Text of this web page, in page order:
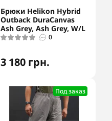
Брюки Helikon Hybrid
Outback DuraCanvas
Ash Grey, Ash Grey, W/L
0
3 180 грн.
Под заказ